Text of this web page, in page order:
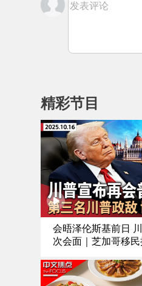
发表评论
精彩节目
会晤泽伦斯基前日
次会面｜芝加哥移
前国安顾问博尔顿
多人 南加大中国留